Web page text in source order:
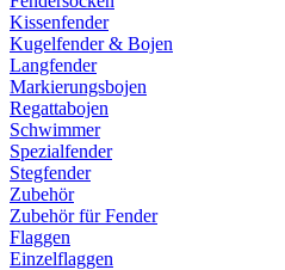
Kissenfender
Kugelfender & Bojen
Langfender
Markierungsbojen
Regattabojen
Schwimmer
Spezialfender
Stegfender
Zubehör
Zubehör für Fender
Flaggen
Einzelflaggen